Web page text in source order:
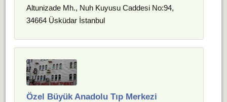
Altunizade Mh., Nuh Kuyusu Caddesi No:94,
34664 Üsküdar İstanbul
Özel Büyük Anadolu Tıp Merkezi